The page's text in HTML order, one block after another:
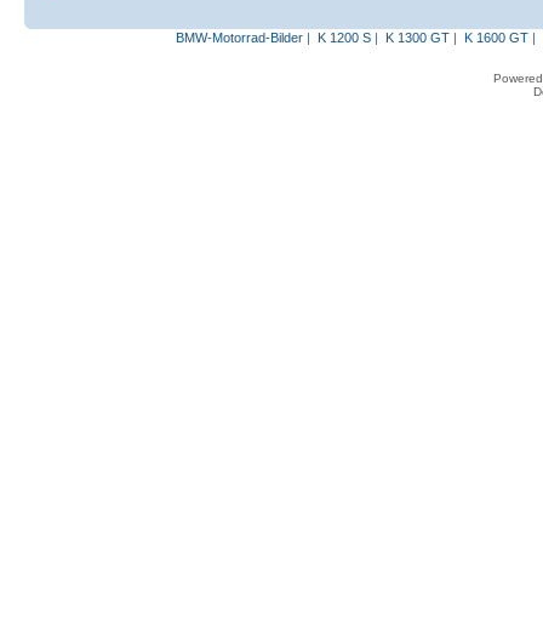
BMW-Motorrad-Bilder| K 1200 S| K 1300 GT| K 1600 GT|